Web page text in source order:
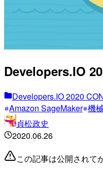
Developers.IO
Developers.IO 2020
Amazon SageMaker 機
貞松政史
2020.06.26
この記事は公開されて